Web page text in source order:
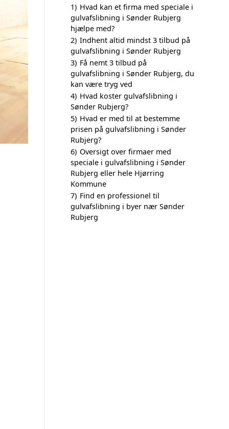
1) Hvad kan et firma med speciale i
gulvafslibning i Sønder Rubjerg
hjælpe med?
2) Indhent altid mindst 3 tilbud på
gulvafslibning i Sønder Rubjerg
3) Få nemt 3 tilbud på
gulvafslibning i Sønder Rubjerg, du
kan være tryg ved
4) Hvad koster gulvafslibning i
Sønder Rubjerg?
5) Hvad er med til at bestemme
prisen på gulvafslibning i Sønder
Rubjerg?
6) Oversigt over firmaer med
speciale i gulvafslibning i Sønder
Rubjerg eller hele Hjørring
Kommune
7) Find en professionel til
gulvafslibning i byer nær Sønder
Rubjerg